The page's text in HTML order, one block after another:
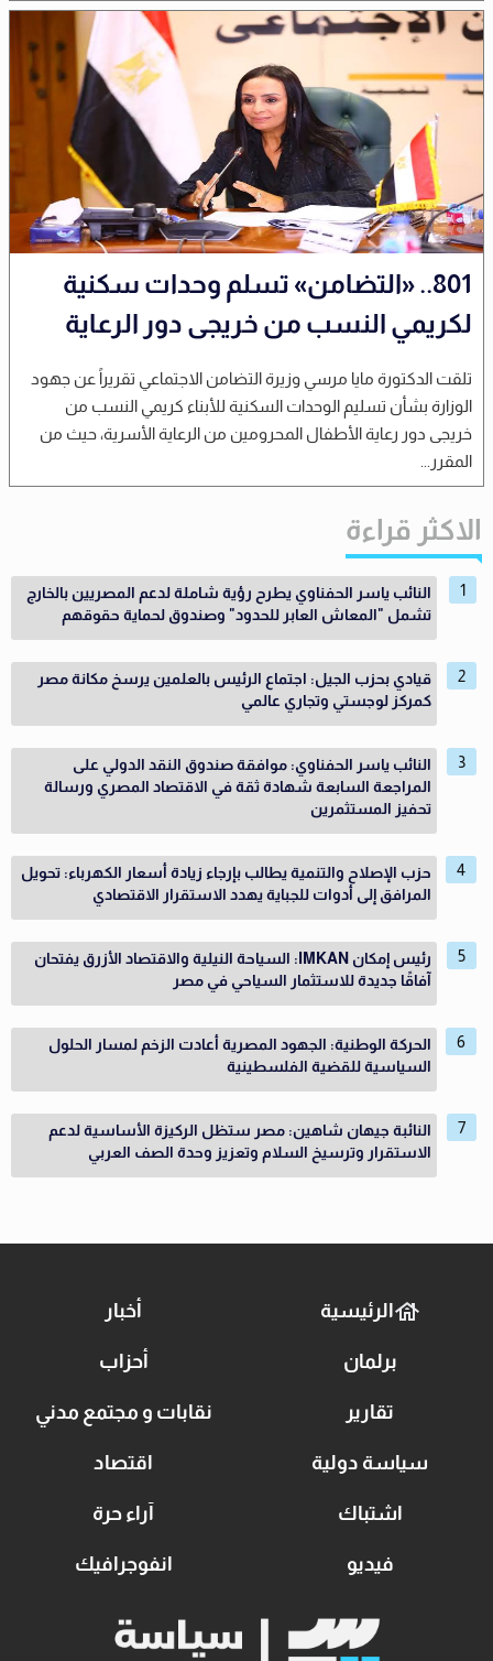
801.. «التضامن» تسلم وحدات سكنية
لكريمي النسب من خريجى دور الرعاية
تلقت الدكتورة مايا مرسي وزيرة التضامن الاجتماعي تقريراً عن جهود
الوزارة بشأن تسليم الوحدات السكنية للأبناء كريمي النسب من
خريجى دور رعاية الأطفال المحرومين من الرعاية الأسرية، حيث من
المقرر...
الاكثر قراءة
النائب ياسر الحفناوي يطرح رؤية شاملة لدعم المصريين بالخارج
تشمل "المعاش العابر للحدود" وصندوق لحماية حقوقهم
قيادي بحزب الجيل: اجتماع الرئيس بالعلمين يرسخ مكانة مصر
كمركز لوجستي وتجاري عالمي
النائب ياسر الحفناوي: موافقة صندوق النقد الدولي على
المراجعة السابعة شهادة ثقة في الاقتصاد المصري ورسالة
تحفيز المستثمرين
حزب الإصلاح والتنمية يطالب بإرجاء زيادة أسعار الكهرباء: تحويل
المرافق إلى أدوات للجباية يهدد الاستقرار الاقتصادي
رئيس إمكان IMKAN: السياحة النيلية والاقتصاد الأزرق يفتحان
آفاقًا جديدة للاستثمار السياحي في مصر
الحركة الوطنية: الجهود المصرية أعادت الزخم لمسار الحلول
السياسية للقضية الفلسطينية
النائبة جيهان شاهين: مصر ستظل الركيزة الأساسية لدعم
الاستقرار وترسيخ السلام وتعزيز وحدة الصف العربي
الرئيسية أخبار
برلمان أحزاب
تقارير نقابات و مجتمع مدني
سياسة دولية اقتصاد
اشتباك آراء حرة
فيديو انفوجرافيك